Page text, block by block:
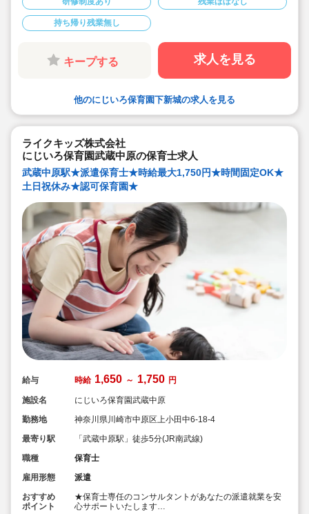
持ち帰り残業無し
キープする 求人を見る
他のにじいろ保育園下新城の求人を見る
ライクキッズ株式会社
にじいろ保育園武蔵中原の保育士求人
武蔵中原駅★派遣保育士★時給最大1,750円★時間固定OK★
土日祝休み★認可保育園★
給与 時給 1,650 ～ 1,750 円
施設名
にじいろ保育園武蔵中原
勤務地
神奈川県川崎市中原区上小田中6-18-4
最寄り駅
「武蔵中原駅」徒歩5分(JR南武線)
職種
保育士
雇用形態
派遣
おすすめ
ポイント
★保育士専任のコンサルタントがあなたの派遣就業を安
心サポートいたします